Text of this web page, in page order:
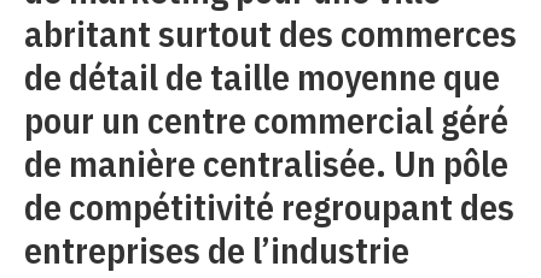
abritant surtout des commerces
de détail de taille moyenne que
pour un centre commercial géré
de manière centralisée. Un pôle
de compétitivité regroupant des
entreprises de l’industrie